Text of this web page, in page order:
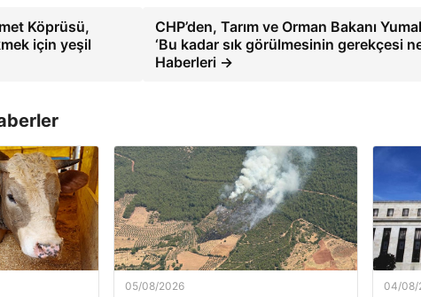
Köprüsü,
için yeşil
CHP’den, Tarım ve Orman Bakanı
‘Bu kadar sık görülmesinin gerekçesi
Haberleri →
05/08/2026 04/08/